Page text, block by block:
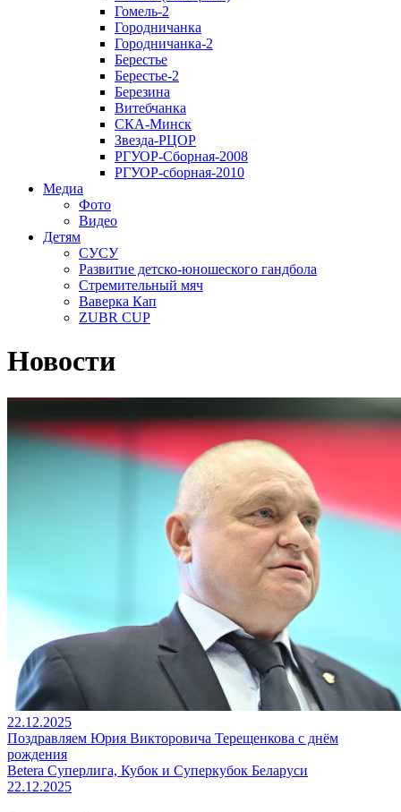
Гомель-2
Городничанка
Городничанка-2
Берестье
Берестье-2
Березина
Витебчанка
СКА-Минск
Звезда-РЦОР
РГУОР-Сборная-2008
РГУОР-сборная-2010
Медиа
Фото
Видео
Детям
СУСУ
Развитие детско-юношеского гандбола
Стремительный мяч
Ваверка Кап
ZUBR CUP
Новости
22.12.2025
Поздравляем Юрия Викторовича Терещенкова с днём
рождения
Betera Суперлига, Кубок и Суперкубок Беларуси
22.12.2025